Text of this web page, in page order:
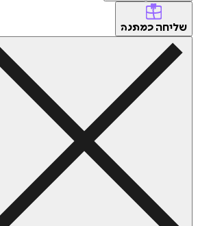
שליחה כמתנה